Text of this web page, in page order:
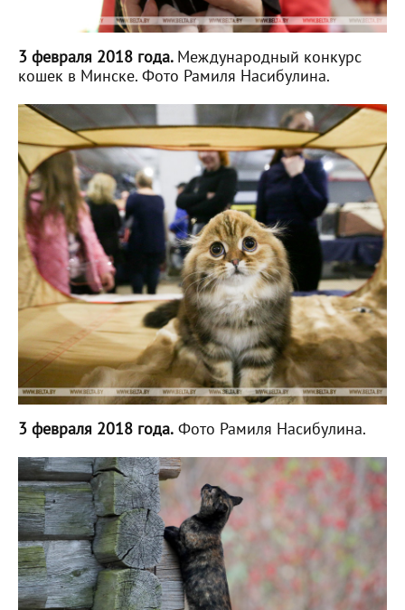
3 февраля 2018 года. Международный конкурс
кошек в Минске. Фото Рамиля Насибулина.
3 февраля 2018 года. Фото Рамиля Насибулина.